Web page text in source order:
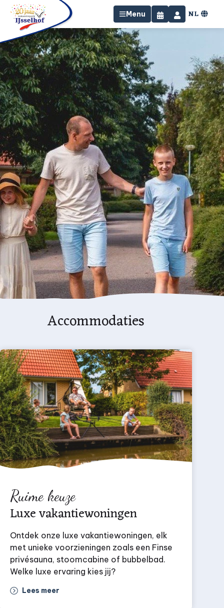
Menu
Home
Overnachten
Faciliteiten
Omgeving
Specials
Contact
NL
Accommodaties
Luxe vakantiewoningen
Ruime keuze
Ontdek onze luxe vakantiewoningen, elk
met unieke voorzieningen zoals een Finse
privésauna, stoomcabine of bubbelbad.
Welke luxe ervaring kies jij?
Lees meer